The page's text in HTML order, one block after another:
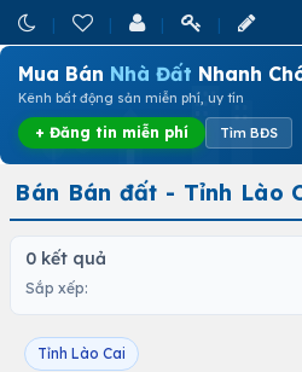
Mua Bán Nhà Đất Nhanh
Kênh bất động sản miễn phí, uy tín
+ Đăng tin miễn phí Tìm BĐS
Bán Bán đất - Tỉnh Lào
0 kết quả
Sắp xếp:
Tỉnh Lào Cai